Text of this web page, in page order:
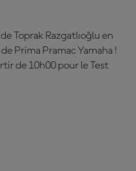
Toprak Razgatlıoğlu en
Prima Pramac Yamaha !
de 10h00 pour le Test